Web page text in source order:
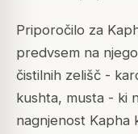
Priporočilo za
predvsem na
čistilnih zelišč -
kushta, musta - ki
nagnjenost Kapha